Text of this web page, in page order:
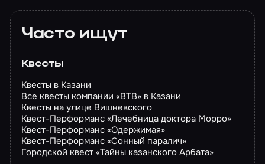
Часто ищут
Квесты
Квесты в Казани
Все квесты компании «BTB» в Казани
Квесты на улице Вишневского
Квест-Перформанс «Лечебница доктора Морро»
Квест-Перформанс «Одержимая»
Квест-Перформанс «Сонный паралич»
Городской квест «Тайны казанского Арбата»